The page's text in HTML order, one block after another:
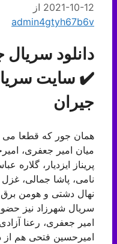
2021-10-12 از
admin4gtyh67b6v
دانلود سریال
✔️ سایت
جیران
همان جور که قطعا می
میان امیر جعفری،
پریناز ایزدیار، گلاره
نامی، پاشا جمالی، غزل
نهال دشتی و هومن برق
سریال شهرزاد نیز حضور
امیر جعفری، رعنا آزادی
امیرحسین فتحی هم از